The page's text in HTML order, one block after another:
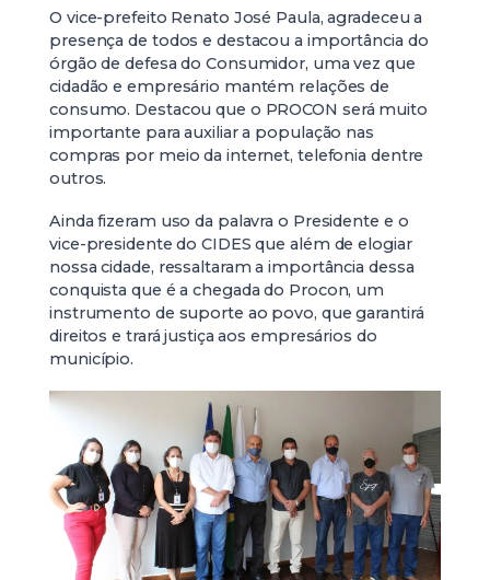
O vice-prefeito Renato José Paula, agradeceu a
presença de todos e destacou a importância do
órgão de defesa do Consumidor, uma vez que
cidadão e empresário mantém relações de
consumo. Destacou que o PROCON será muito
importante para auxiliar a população nas
compras por meio da internet, telefonia dentre
outros.
Ainda fizeram uso da palavra o Presidente e o
vice-presidente do CIDES que além de elogiar
nossa cidade, ressaltaram a importância dessa
conquista que é a chegada do Procon, um
instrumento de suporte ao povo, que garantirá
direitos e trará justiça aos empresários do
município.